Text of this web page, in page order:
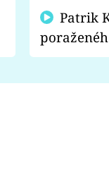
fanoušci